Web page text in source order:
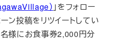
） 」をフォロー
ン投稿をリツイートしてい
様にお食事券2,000円分